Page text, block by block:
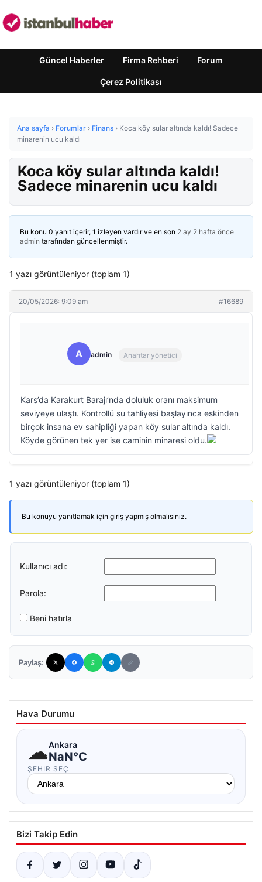
Güncel Haberler Firma Rehberi Forum
Çerez Politikası
Ana sayfa › Forumlar › Finans › Koca köy sular altında kaldı! Sadece
minarenin ucu kaldı
Koca köy sular altında kaldı!
Sadece minarenin ucu kaldı
Bu konu 0 yanıt içerir, 1 izleyen vardır ve en son 2 ay 2 hafta önce
admin tarafından güncellenmiştir.
1 yazı görüntüleniyor (toplam 1)
20/05/2026: 9:09 am #16689
A admin Anahtar yönetici
Kars’da Karakurt Barajı’nda doluluk oranı maksimum
seviyeye ulaştı. Kontrollü su tahliyesi başlayınca eskinden
birçok insana ev sahipliği yapan köy sular altında kaldı.
Köyde görünen tek yer ise caminin minaresi oldu.
1 yazı görüntüleniyor (toplam 1)
Bu konuyu yanıtlamak için giriş yapmış olmalısınız.
Kullanıcı adı:
Parola:
Beni hatırla
Paylaş:
Hava Durumu
☁Ankara
NaN°C
ŞEHIR SEÇ
Bizi Takip Edin